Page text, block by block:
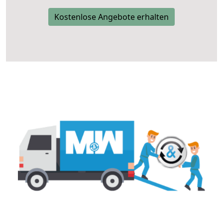
Kostenlose Angebote erhalten